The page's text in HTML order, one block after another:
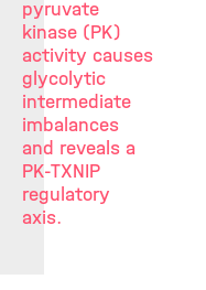
pyruvate
kinase (PK)
activity causes
glycolytic
intermediate
imbalances
and reveals a
PK-TXNIP
regulatory
axis.